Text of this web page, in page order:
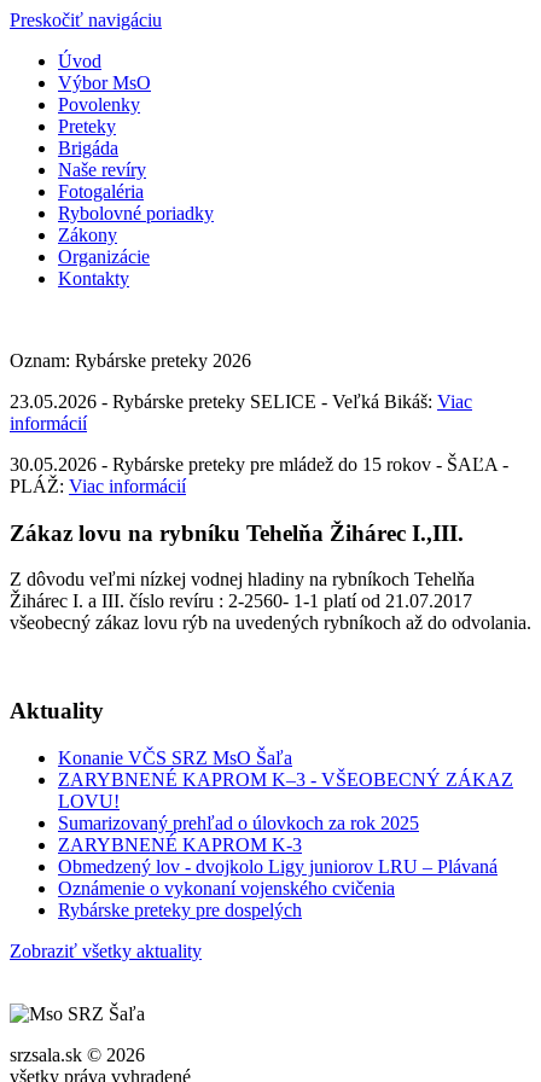
Preskočiť navigáciu
Úvod
Výbor MsO
Povolenky
Preteky
Brigáda
Naše revíry
Fotogaléria
Rybolovné poriadky
Zákony
Organizácie
Kontakty
Oznam: Rybárske preteky 2026
23.05.2026 - Rybárske preteky SELICE - Veľká Bikáš: Viac
informácií
30.05.2026 - Rybárske preteky pre mládež do 15 rokov - ŠAĽA -
PLÁŽ: Viac informácií
Zákaz lovu na rybníku Tehelňa Žihárec I.,III.
Z dôvodu veľmi nízkej vodnej hladiny na rybníkoch Tehelňa
Žihárec I. a III. číslo revíru : 2-2560- 1-1 platí od 21.07.2017
všeobecný zákaz lovu rýb na uvedených rybníkoch až do odvolania.
Aktuality
Konanie VČS SRZ MsO Šaľa
ZARYBNENÉ KAPROM K–3 - VŠEOBECNÝ ZÁKAZ
LOVU!
Sumarizovaný prehľad o úlovkoch za rok 2025
ZARYBNENÉ KAPROM K-3
Obmedzený lov - dvojkolo Ligy juniorov LRU – Plávaná
Oznámenie o vykonaní vojenského cvičenia
Rybárske preteky pre dospelých
Zobraziť všetky aktuality
srzsala.sk © 2026
všetky práva vyhradené